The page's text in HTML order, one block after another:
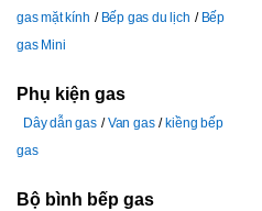
gas mặt kính
Bếp gas du lịch
Bếp
gas Mini
Phụ kiện gas
Dây dẫn gas Van gas
kiềng bếp
gas
Bộ bình bếp gas